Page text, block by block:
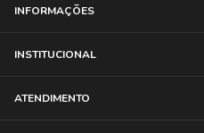
INFORMAÇÕES
INSTITUCIONAL
ATENDIMENTO